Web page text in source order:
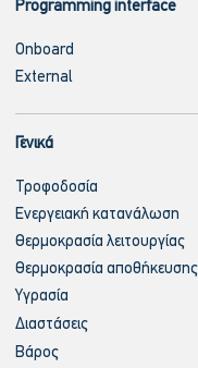
Programming interface
Onboard
External
Γενικά
Τροφοδοσία
Ενεργειακή κατανάλωση
Θερμοκρασία λειτουργίας
Θερμοκρασία αποθήκευσης
Υγρασία
Διαστάσεις
Βάρος